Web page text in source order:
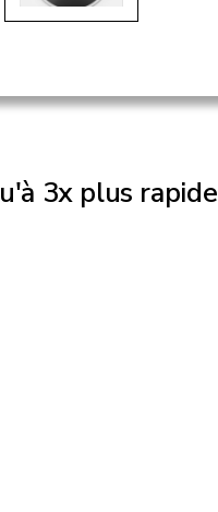
3x plus rapide